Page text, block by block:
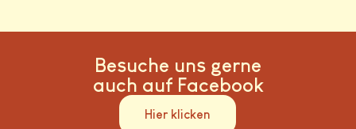
Besuche uns gerne
auch auf Facebook
Hier klicken